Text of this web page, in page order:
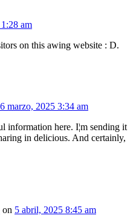
am
on this awing website : D.
marzo, 2025 3:34 am
information here. I¦m sending it
in delicious. And certainly,
on 5 abril, 2025 8:45 am